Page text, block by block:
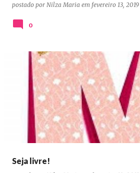
postado por Nilza Maria em fevereiro 13, 2019
0
Seja livre!